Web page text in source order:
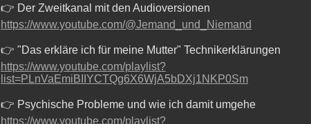
👉 Der Zweitkanal mit den Audioversionen
https://www.youtube.com/@Jemand_und_Niemand
👉 "Das erkläre ich für meine Mutter" Technikerklärungen
https://www.youtube.com/playlist?
list=PLnVaEmiBIIYCTQg6X6WjA5bDXj1NKP0Sm
👉 Psychische Probleme und wie ich damit umgehe
https://www.youtube.com/playlist?